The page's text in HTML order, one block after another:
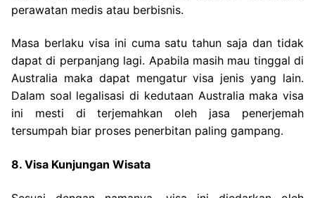
perawatan medis atau berbisnis.
Masa berlaku visa ini cuma satu tahun saja dan tidak
dapat di perpanjang lagi. Apabila masih mau tinggal di
Australia maka dapat mengatur visa jenis yang lain.
Dalam soal legalisasi di kedutaan Australia maka visa
ini mesti di terjemahkan oleh jasa penerjemah
tersumpah biar proses penerbitan paling gampang.
8. Visa Kunjungan Wisata